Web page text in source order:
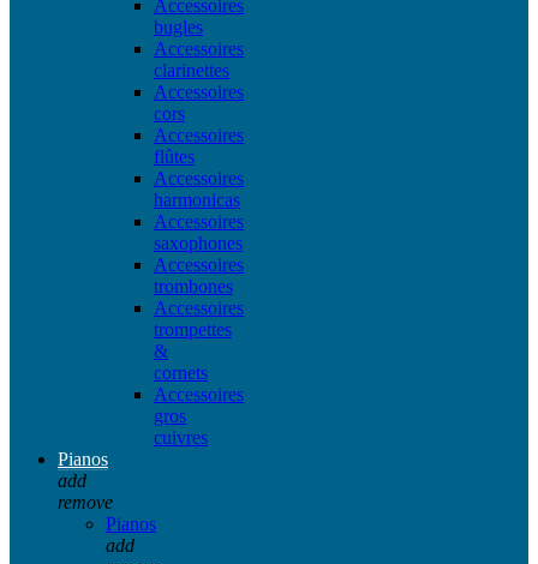
Accessoires
bugles
Accessoires
clarinettes
Accessoires
cors
Accessoires
flûtes
Accessoires
harmonicas
Accessoires
saxophones
Accessoires
trombones
Accessoires
trompettes
&
cornets
Accessoires
gros
cuivres
Pianos
add
remove
Pianos
add